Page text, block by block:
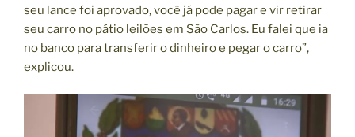
seu lance foi aprovado, você já pode pagar e vir retirar
seu carro no pátio leilões em São Carlos. Eu falei que ia
no banco para transferir o dinheiro e pegar o carro”,
explicou.